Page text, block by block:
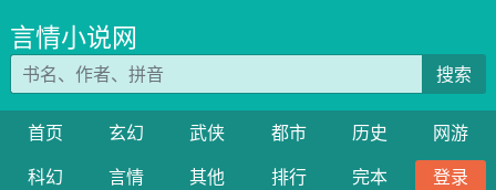
言情小说网
搜索
首页 玄幻 武侠 都市 历史
网游
科幻
言情 其他 排行 完本
登录